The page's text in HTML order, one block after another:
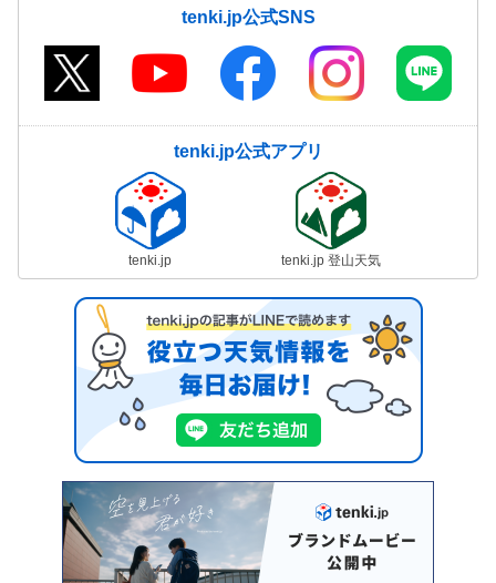
tenki.jp公式SNS
tenki.jp公式アプリ
tenki.jp tenki.jp 登山天気